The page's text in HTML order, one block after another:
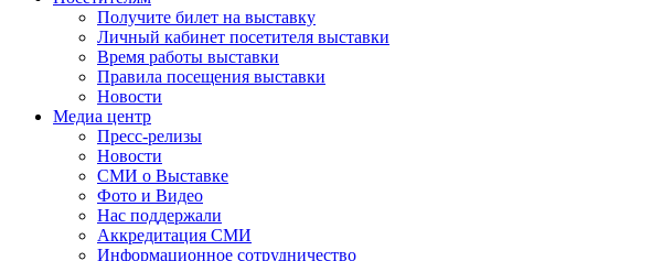
Получите билет на выставку
Личный кабинет посетителя выставки
Время работы выставки
Правила посещения выставки
Новости
Медиа центр
Пресс-релизы
Новости
СМИ о Выставке
Фото и Видео
Нас поддержали
Аккредитация СМИ
Информационное сотрудничество